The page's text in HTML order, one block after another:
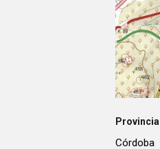
Provincia
Córdoba